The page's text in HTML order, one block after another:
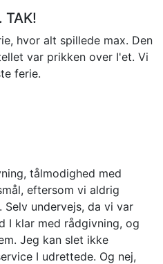
TAK!
hvor alt spillede max. Den
var prikken over I'et. Vi
ferie.
tålmodighed med
eftersom vi aldrig
undervejs, da vi var
I klar med rådgivning, og
Jeg kan slet ikke
I udrettede. Og nej,